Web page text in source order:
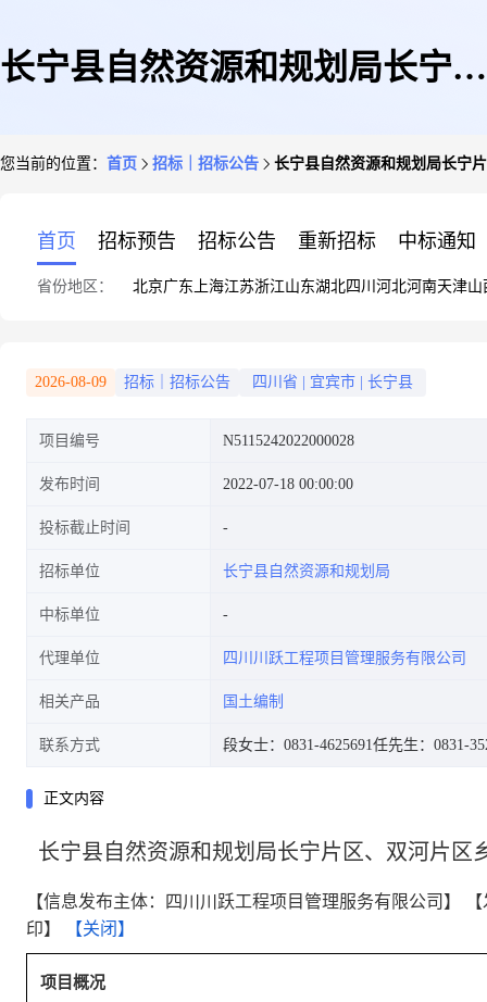
长宁县自然资源和规划局长宁片
您当前的位置： 首页 招标｜招标公告 长宁县自然资源和规划局长宁
首页 招标预告 招标公告 重新招标 中标通知
省份地区： 北京广东 上海江苏浙江山东湖北四川 河北河南天津山
2026-08-09 招标｜招标公告 四川省 宜宾市 长宁县
项目编号 N5115242022000028
发布时间 2022-07-18 00:00:00
投标截止时间
招标单位 长宁县自然资源和规划局
中标单位
代理单位 四川川跃工程项目管理服务有限公司
相关产品 国土编制
联系方式 段女士：0831-4625691任先生：0831-
正文内容
长宁县自然资源和规划局长宁片区、双河片
【信息发布主体：四川川跃工程项目管理服务有限公司】
印】
【关闭】
项目概况